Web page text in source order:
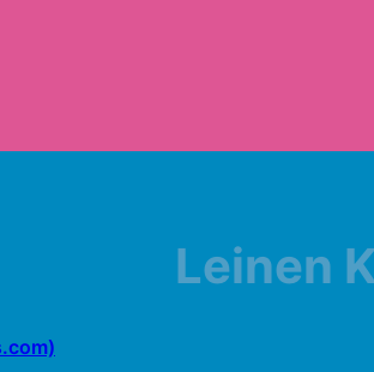
Leinen